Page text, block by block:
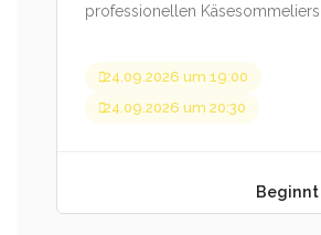
professionellen Käsesommeliers...
24.09.2026 um 19:00
24.09.2026 um 20:30